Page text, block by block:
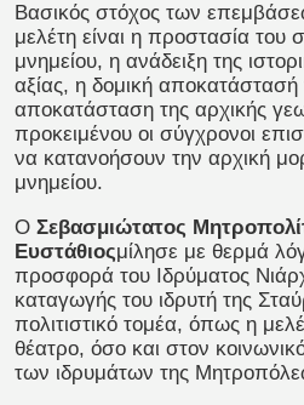
Βασικός στόχος των
μελέτη είναι η προστασία του
μνημείου, η ανάδειξη της
αξίας, η δομική
αποκατάσταση της αρχικής
προκειμένου οι σύγχρονοι
να κατανοήσουν την αρχική
μνημείου.
Ο Σεβασμιώτατος
Ευστάθιοςμίλησε με θερμά
προσφορά του Ιδρύματος
καταγωγής του ιδρυτή της
πολιτιστικό τομέα, όπως η
θέατρο, όσο και στον
των ιδρυμάτων της